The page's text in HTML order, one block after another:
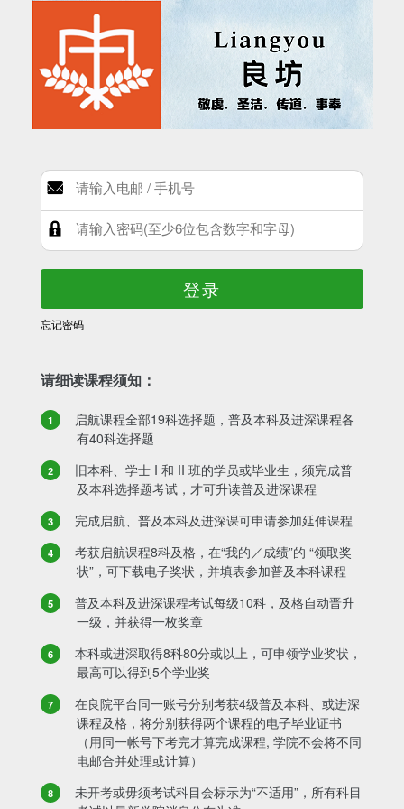
登录
忘记密码
请细读课程须知：
启航课程全部19科选择题，普及本科及进深课程各
有40科选择题
旧本科、学士 I 和 II 班的学员或毕业生，须完成普
及本科选择题考试，才可升读普及进深课程
完成启航、普及本科及进深课可申请参加延伸课程
考获启航课程8科及格，在“我的／成绩”的 “领取奖
状”，可下载电子奖状，并填表参加普及本科课程
普及本科及进深课程考试每级10科，及格自动晋升
一级，并获得一枚奖章
本科或进深取得8科80分或以上，可申领学业奖状，
最高可以得到5个学业奖
在良院平台同一账号分别考获4级普及本科、或进深
课程及格，将分别获得两个课程的电子毕业证书
（用同一帐号下考完才算完成课程, 学院不会将不同
电邮合并处理或计算）
未开考或毋须考试科目会标示为“不适用”，所有科目